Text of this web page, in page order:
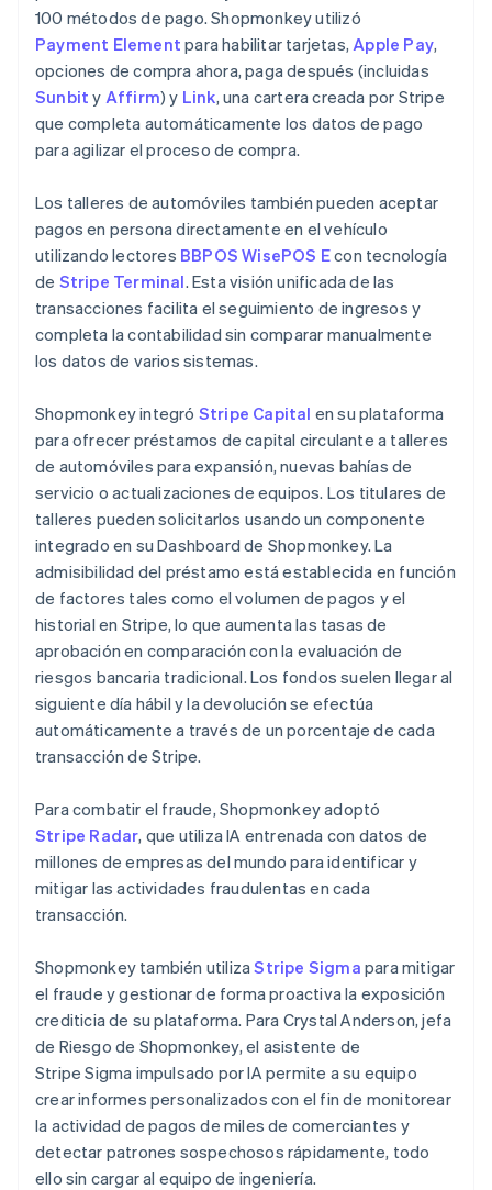
100 métodos de pago. Shopmonkey utilizó
Payment Element para habilitar tarjetas, Apple Pay,
opciones de compra ahora, paga después (incluidas
Sunbit y Affirm) y Link, una cartera creada por Stripe
que completa automáticamente los datos de pago
para agilizar el proceso de compra.
Los talleres de automóviles también pueden aceptar
pagos en persona directamente en el vehículo
utilizando lectores BBPOS WisePOS Econ tecnología
de Stripe Terminal. Esta visión unificada de las
transacciones facilita el seguimiento de ingresos y
completa la contabilidad sin comparar manualmente
los datos de varios sistemas.
Shopmonkey integró Stripe Capital en su plataforma
para ofrecer préstamos de capital circulante a talleres
de automóviles para expansión, nuevas bahías de
servicio o actualizaciones de equipos. Los titulares de
talleres pueden solicitarlos usando un componente
integrado en su Dashboard de Shopmonkey. La
admisibilidad del préstamo está establecida en función
de factores tales como el volumen de pagos y el
historial en Stripe, lo que aumenta las tasas de
aprobación en comparación con la evaluación de
riesgos bancaria tradicional. Los fondos suelen llegar al
siguiente día hábil y la devolución se efectúa
automáticamente a través de un porcentaje de cada
transacción de Stripe.
Para combatir el fraude, Shopmonkey adoptó
Stripe Radar, que utiliza IA entrenada con datos de
millones de empresas del mundo para identificar y
mitigar las actividades fraudulentas en cada
transacción.
Shopmonkey también utilizaStripe Sigma para mitigar
el fraude y gestionar de forma proactiva la exposición
crediticia de su plataforma. Para Crystal Anderson, jefa
de Riesgo de Shopmonkey, el asistente de
Stripe Sigma impulsado por IA permite a su equipo
crear informes personalizados con el fin de monitorear
la actividad de pagos de miles de comerciantes y
detectar patrones sospechosos rápidamente, todo
ello sin cargar al equipo de ingeniería.